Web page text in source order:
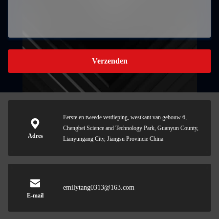
Verzenden
Adres
Eerste en tweede verdieping, westkant van gebouw 6,
Chengbei Science and Technology Park, Guanyun County,
Lianyungang City, Jiangsu Provincie China
E-mail
emilytang0313@163.com